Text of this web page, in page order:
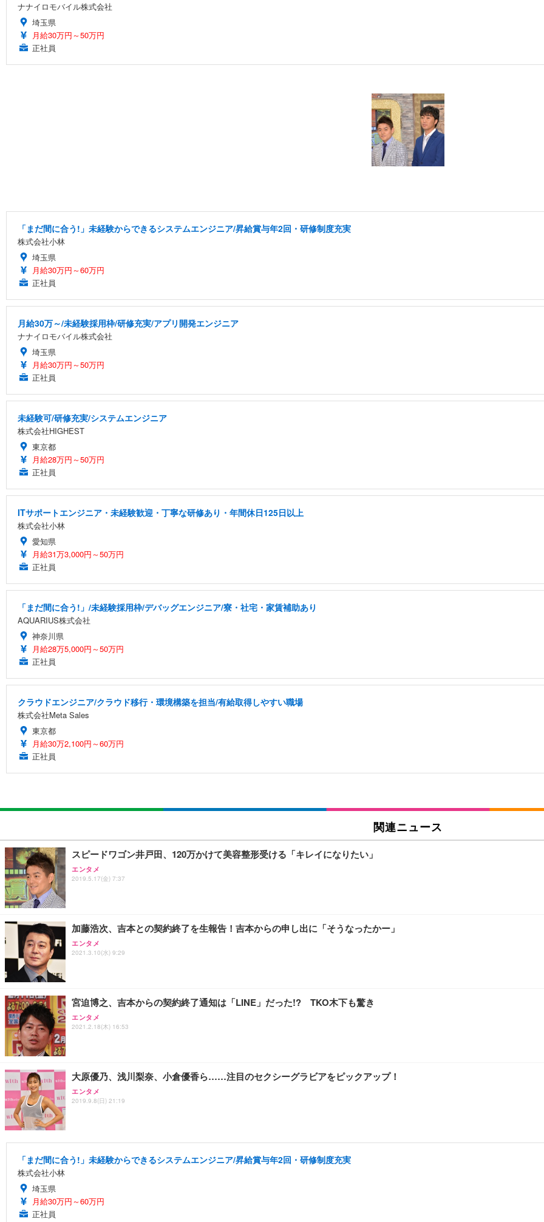
ナナイロモバイル株式会社
埼玉県
月給30万円～50万円
正社員
「まだ間に合う!」未経験からできるシステムエンジニア/昇給賞与年2回・研修制度充実
株式会社小林
埼玉県
月給30万円～60万円
正社員
月給30万～/未経験採用枠/研修充実/アプリ開発エンジニア
ナナイロモバイル株式会社
埼玉県
月給30万円～50万円
正社員
未経験可/研修充実/システムエンジニア
株式会社HIGHEST
東京都
月給28万円～50万円
正社員
ITサポートエンジニア・未経験歓迎・丁寧な研修あり・年間休日125日以上
株式会社小林
愛知県
月給31万3,000円～50万円
正社員
「まだ間に合う!」/未経験採用枠/デバッグエンジニア/寮・社宅・家賃補助あり
AQUARIUS株式会社
神奈川県
月給28万5,000円～50万円
正社員
クラウドエンジニア/クラウド移行・環境構築を担当/有給取得しやすい職場
株式会社Meta Sales
東京都
月給30万2,100円～60万円
正社員
関連ニュース
スピードワゴン井戸田、120万かけて美容整形受ける「キレイになりたい」
エンタメ
2019.5.17(金) 7:37
加藤浩次、吉本との契約終了を生報告！吉本からの申し出に「そうなったかー」
エンタメ
2021.3.10(水) 9:29
宮迫博之、吉本からの契約終了通知は「LINE」だった!? TKO木下も驚き
エンタメ
2021.2.18(木) 16:53
大原優乃、浅川梨奈、小倉優香ら……注目のセクシーグラビアをピックアップ！
エンタメ
2019.9.8(日) 21:19
「まだ間に合う!」未経験からできるシステムエンジニア/昇給賞与年2回・研修制度充実
株式会社小林
埼玉県
月給30万円～60万円
正社員